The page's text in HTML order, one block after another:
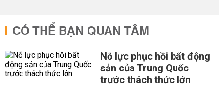
CÓ THỂ BẠN QUAN TÂM
Nỗ lực phục hồi bất động
sản của Trung Quốc
trước thách thức lớn